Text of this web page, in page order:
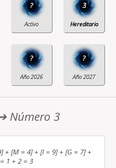
? 3
? ?
Número 3
+ [M = 4] + [I = 9] + [G = 7] +
1 + 2 = 3